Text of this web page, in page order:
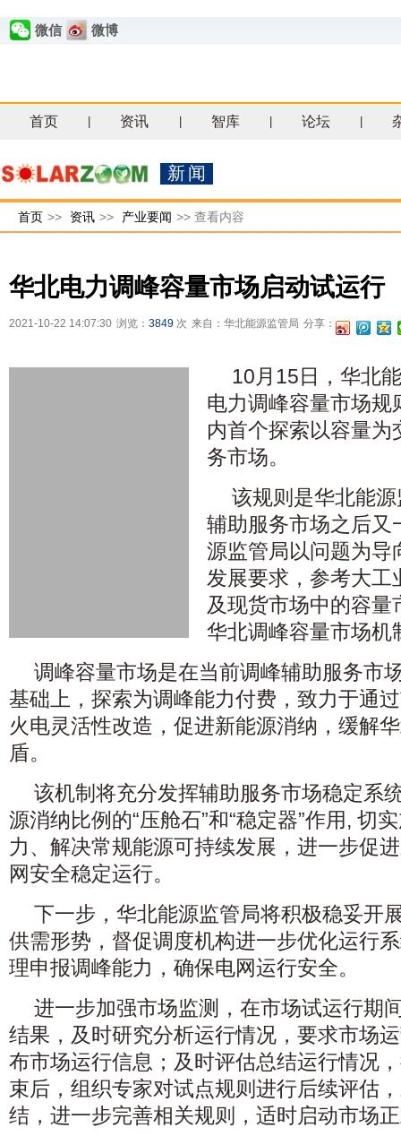
微信 微博
首页 资讯 智库 论坛
新闻
首页 >> 资讯 >> 产业要闻 >> 查看内容
华北电力调峰容量市场启动试运行
2021-10-22 14:07:30 浏览： 3849 次 来自：华北能源监管局 分享：
10月15日，华北
电力调峰容量市场规
内首个探索以容量
务市场。
该规则是华北能
辅助服务市场之后又
源监管局以问题为导
发展要求，参考大工
及现货市场中的容
华北调峰容量市场机
调峰容量市场是在当前调峰辅助服务市
基础上，探索为调峰能力付费，致力于通
火电灵活性改造，促进新能源消纳，缓解
盾。
该机制将充分发挥辅助服务市场稳定系
源消纳比例的“压舱石”和“稳定器”作用, 切
力、解决常规能源可持续发展，进一步促
网安全稳定运行。
下一步，华北能源监管局将积极稳妥开
供需形势，督促调度机构进一步优化运行
理申报调峰能力，确保电网运行安全。
进一步加强市场监测，在市场试运行期
结果，及时研究分析运行情况，要求市场
布市场运行信息；及时评估总结运行情况
束后，组织专家对试点规则进行后续评估
结，进一步完善相关规则，适时启动市场